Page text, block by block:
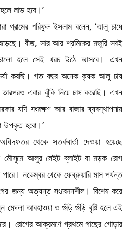
লাভ হবে।’
গ্রামের শরিফুল ইসলাম বলেন, ‘আলু চাষে
বীজ, সার আর শ্রমিকের মজুরি সবই
হলে সেই খরচ উঠে আসবে। এখন
করছি। গত বছর অনেক কৃষক আলু চাষ
এবার ঝুঁকি নিয়ে চাষ করেছি। এখন
যদি সংরক্ষণ আর বাজার ব্যবস্থাপনায়
উপকৃত হবো।’
থেকে সতর্কবার্তা দেওয়া হয়েছে
মৌসুমে আলুর লেইট ব্লাইট বা মড়ক রোগ
নভেম্বর থেকে ফেব্রুয়ারি মাস পর্যন্ত
জন্য অত্যন্ত সংবেদনশীল। বিশেষ করে
মেঘলা আবহাওয়া ও গুঁড়ি গুঁড়ি বৃষ্টি হলে এই
রোগের আক্রমণে প্রথমে গাছের গোড়ার